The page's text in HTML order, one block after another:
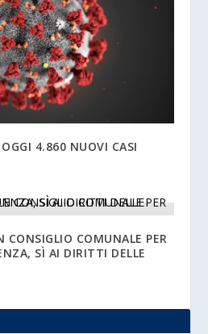
4.860 NUOVI CASI
CONSIGLIO COMUNALE PER
SÌ AI DIRITTI DELLE